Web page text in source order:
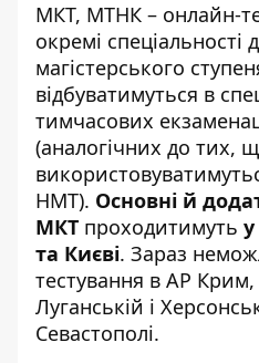
МКТ, МТНК – онлайн-
окремі спеціальності
магістерського
відбуватимуться в
тимчасових
(аналогічних до тих,
НМТ). Основні й
МКТ проходитимуть
та Києві. Зараз
тестування в АР
Луганській і
Севастополі.